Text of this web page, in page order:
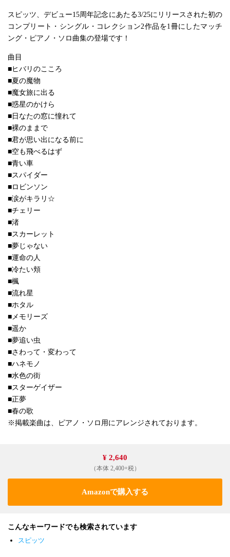
スピッツ、デビュー15周年記念にあたる3/25にリリースされた初の
コンプリート・シングル・コレクション2作品を1冊にしたマッチ
ング・ピアノ・ソロ曲集の登場です！
曲目
■ヒバリのこころ
■夏の魔物
■魔女旅に出る
■惑星のかけら
■日なたの窓に憧れて
■裸のままで
■君が思い出になる前に
■空も飛べるはず
■青い車
■スパイダー
■ロビンソン
■涙がキラリ☆
■チェリー
■渚
■スカーレット
■夢じゃない
■運命の人
■冷たい頬
■楓
■流れ星
■ホタル
■メモリーズ
■遥か
■夢追い虫
■さわって・変わって
■ハネモノ
■水色の街
■スターゲイザー
■正夢
■春の歌
※掲載楽曲は、ピアノ・ソロ用にアレンジされております。
¥ 2,640
（本体 2,400+税）
Amazonで購入する
こんなキーワードでも検索されています
スピッツ